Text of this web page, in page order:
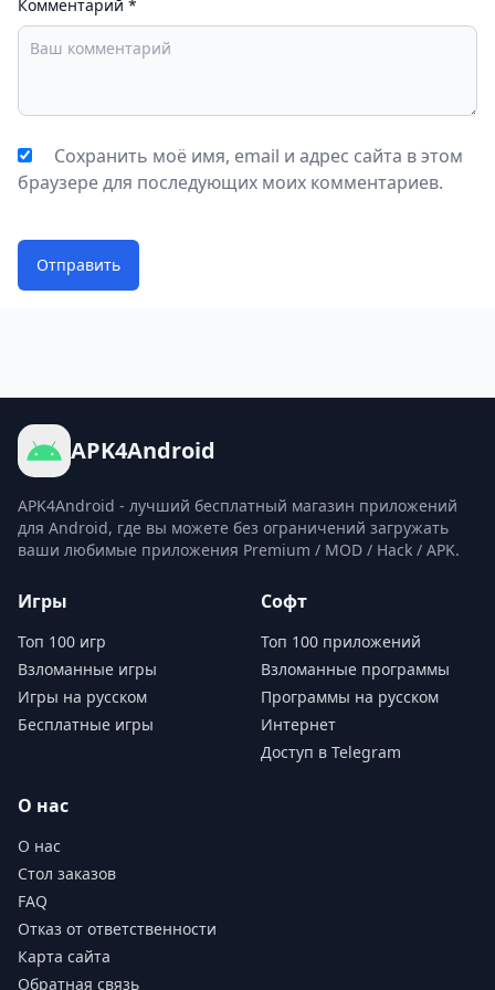
Комментарий *
Сохранить моё имя, email и адрес сайта в этом
браузере для последующих моих комментариев.
Отправить
APK4Android
APK4Android - лучший бесплатный магазин приложений
для Android, где вы можете без ограничений загружать
ваши любимые приложения Premium / MOD / Hack / APK.
Игры
Топ 100 игр
Взломанные игры
Игры на русском
Бесплатные игры
Софт
Топ 100 приложений
Взломанные программы
Программы на русском
Интернет
Доступ в Telegram
О нас
О нас
Стол заказов
FAQ
Отказ от ответственности
Карта сайта
Обратная связь